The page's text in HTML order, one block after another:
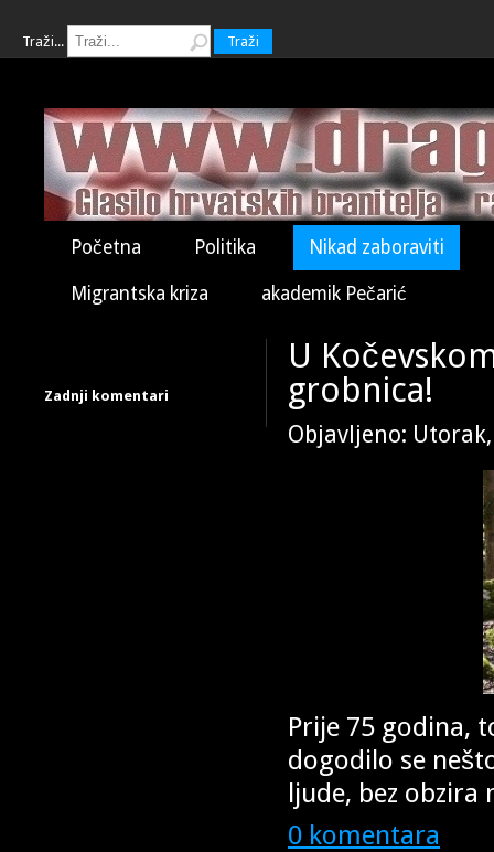
Traži... Traži
Početna Politika Nikad zaboraviti
Migrantska kriza akademik Pečarić
Zadnji komentari
U
grobnica!
Objavljeno:
Prije 75 godina,
dogodilo se
ljude, bez obzira
0 komentara